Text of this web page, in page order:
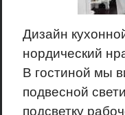
Дизайн
нордический
В гостиной мы
подвесной
подсветку